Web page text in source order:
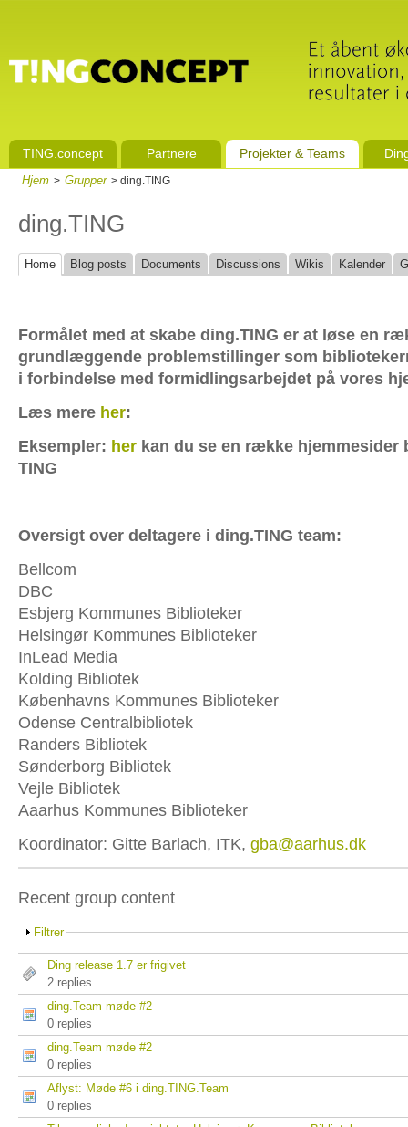
TING.concept Partnere Projekter & Teams
Hjem > Grupper > ding.TING
ding.TING
Home Blog posts Documents Discussions Wikis Kalender
Formålet med at skabe ding.TING er at løse en
grundlæggende problemstillinger som
i forbindelse med formidlingsarbejdet på vores
Læs mere her:
Eksempler: her kan du se en række hjemmesider
TING
Oversigt over deltagere i ding.TING team:
Bellcom
DBC
Esbjerg Kommunes Biblioteker
Helsingør Kommunes Biblioteker
InLead Media
Kolding Bibliotek
Københavns Kommunes Biblioteker
Odense Centralbibliotek
Randers Bibliotek
Sønderborg Bibliotek
Vejle Bibliotek
Aaarhus Kommunes Biblioteker
Koordinator: Gitte Barlach, ITK, gba@aarhus.dk
Recent group content
Filtrer
Ding release 1.7 er frigivet
2 replies
ding.Team møde #2
0 replies
ding.Team møde #2
0 replies
Aflyst: Møde #6 i ding.TING.Team
0 replies